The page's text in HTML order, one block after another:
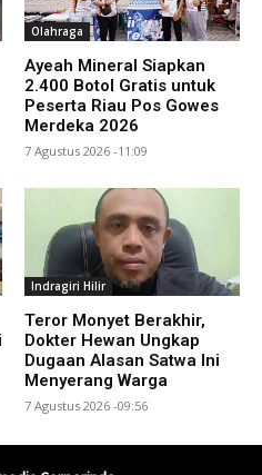
Olahraga
Ayeah Mineral Siapkan
2.400 Botol Gratis untuk
Peserta Riau Pos Gowes
Merdeka 2026
7 Agustus 2026 -11:09
Indragiri Hilir
Teror Monyet Berakhir,
Dokter Hewan Ungkap
Dugaan Alasan Satwa Ini
Menyerang Warga
7 Agustus 2026 -09:56